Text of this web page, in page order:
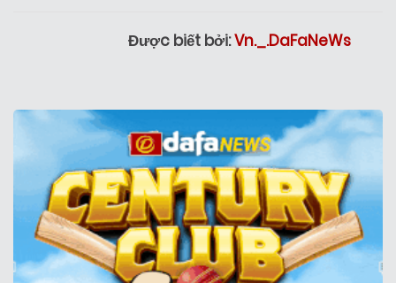
Được biết bởi:Vn._.DaFaNeWs